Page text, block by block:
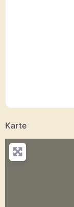
Karte